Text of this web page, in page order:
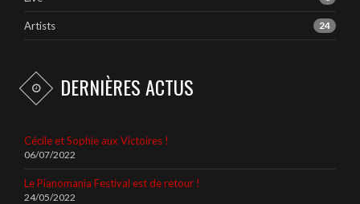
Artists 24
DERNIÈRES ACTUS
Cécile et Sophie aux Victoires !
06/07/2022
Le Pianomania Festival est de retour !
24/05/2022